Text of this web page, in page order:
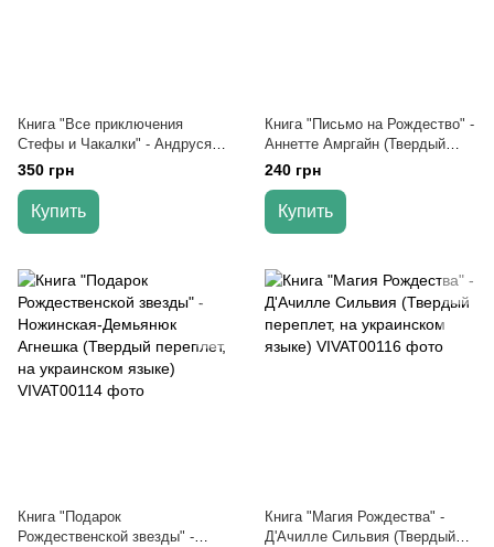
Книга "Все приключения
Стефы и Чакалки" - Андрусяк
Иван (Твердый переплет, на
украинском языке)
350 грн
Купить
Книга "Письмо на Рождество" -
Аннетте Амргайн (Твердый
переплет, на украинском
языке)
240 грн
Купить
Книга "Подарок
Рождественской звезды" -
Книга "Магия Рождества" -
Д'Ачилле Сильвия (Твердый